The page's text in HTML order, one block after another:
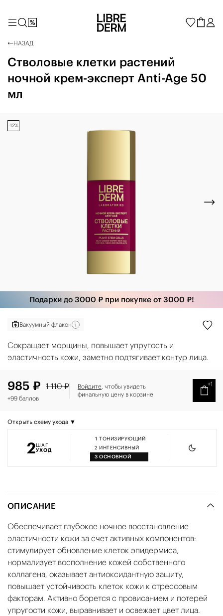
НАЗАД
Стволовые клетки растений
ночной крем-эксперт Anti-Age 50
мл
-12%
Подарки до 3000 ₽ при покупке от 3000 ₽!
Вакуумный флакон
Сокращает морщины, повышает упругость и
эластичность кожи, заметно подтягивает контур лица.
+99 баллов
985 ₽ 1 110 ₽ Войдите, чтобы увидеть
финальную цену в корзине
+1
Открыть схему ухода ▼
2ШАГ
УХОД
1 ТОНИЗИРУЮЩИЙ
2 ИНТЕНСИВНЫЙ
3 ОСНОВНОЙ
ОПИСАНИЕ
Обеспечивает глубокое ночное восстановление
эластичности кожи за счет активных компонентов:
стимулирует обновление клеток эпидермиса,
нормализует восполнение кожей собственного
коллагена, оказывает антиоксидантную защиту,
повышает устойчивость клеток кожи к стрессовым
факторам. Активно борется с провисанием и потерей
упругости кожи, выравнивает и освежает цвет лица.